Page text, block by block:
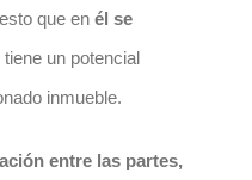
que en él se
un potencial
inmueble.
entre las partes,